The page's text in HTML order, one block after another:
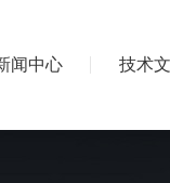
闻中心 技术